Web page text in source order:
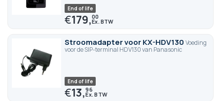
End of life
€179,00
Stroomadapter voor KX-HDV130 Voeding
voor de SIP-terminal HDV130 van Panasonic
End of life
€13,96